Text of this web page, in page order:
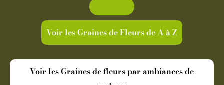
Voir les Graines de Fleurs de A à Z
Voir les Graines de fleurs par ambiances de